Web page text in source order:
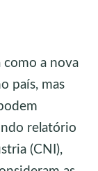
como a nova
país, mas
relatório
(CNI),